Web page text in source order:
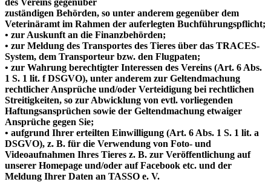
zuständigen Behörden, so unter anderem gegenüber dem
Veterinäramt im Rahmen der auferlegten Buchführungspflicht;
• zur Auskunft an die Finanzbehörden;
• zur Meldung des Transportes des Tieres über das TRACES-
System, dem Transporteur bzw. den Flugpaten;
• zur Wahrung berechtigter Interessen des Vereins (Art. 6 Abs.
1 S. 1 lit. f DSGVO), unter anderem zur Geltendmachung
rechtlicher Ansprüche und/oder Verteidigung bei rechtlichen
Streitigkeiten, so zur Abwicklung von evtl. vorliegenden
Haftungsansprüchen sowie der Geltendmachung etwaiger
Ansprüche gegen Sie;
• aufgrund Ihrer erteilten Einwilligung (Art. 6 Abs. 1 S. 1 lit. a
DSGVO), z. B. für die Verwendung von Foto- und
Videoaufnahmen Ihres Tieres z. B. zur Veröffentlichung auf
unserer Homepage und/oder auf Facebook etc. und der
Meldung Ihrer Daten an TASSO e. V.